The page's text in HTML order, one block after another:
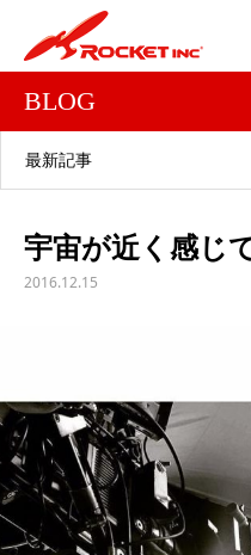
BLOG
最新記事
宇宙が近く感じ
2016.12.15